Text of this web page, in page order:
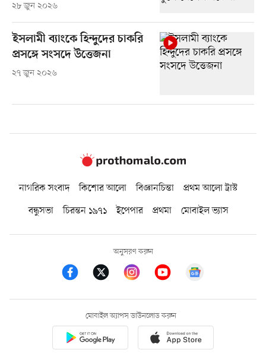
২৮ জুন ২০২৬
ইসলামী ব্যাংকে হিন্দুদের চাকরি
প্রসঙ্গে সংসদে উত্তেজনা
২৭ জুন ২০২৬
নাগরিক সংবাদ কিশোর আলো বিজ্ঞানচিন্তা
প্রথম আলো ট্রাস্ট
বন্ধুসভা
চিরন্তন ১৯৭১ ইপেপার প্রথমা মোবাইল ভ্যাস
অনুসরণ করুন
মোবাইল অ্যাপস ডাউনলোড করুন